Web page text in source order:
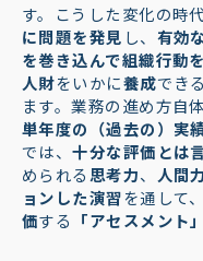
す。こうした変化の時
に問題を発見 し、 有効
を巻き込んで組織行動
人財をいかに養成でき
ます。業務の進め方自
単年度の（過去の）実
では、十分な評価とは
められる思考力、 人間力
ョンした演習を通して、
価する 「アセスメント」